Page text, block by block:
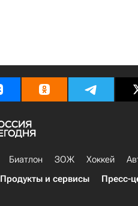
Биатлон ЗОЖ Хоккей
Продукты и сервисы Пресс-